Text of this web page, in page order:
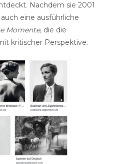
Nachdem sie 2001
eine ausführliche
Momente, die die
kritischer Perspektive.